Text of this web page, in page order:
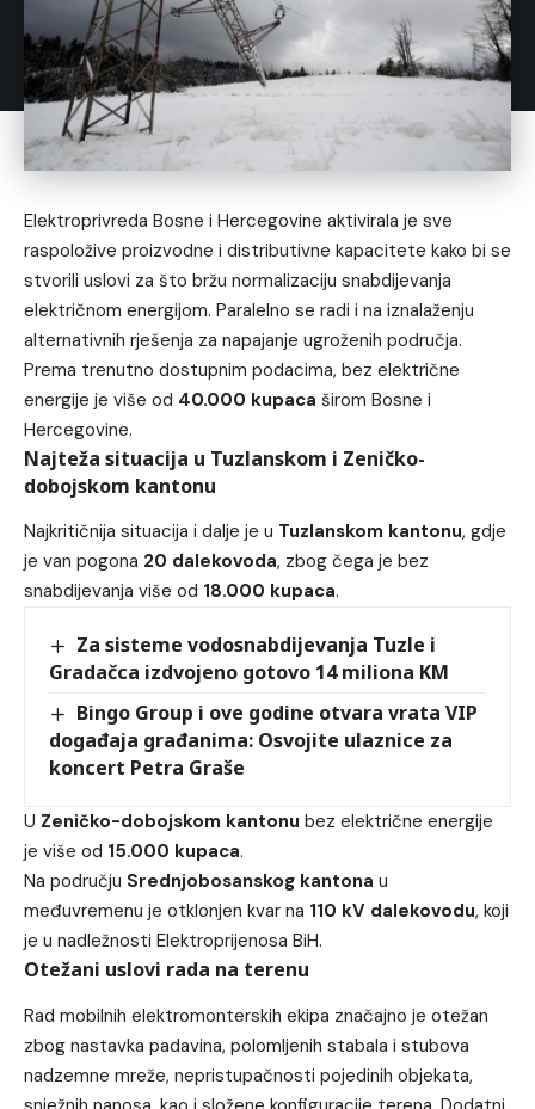
Elektroprivreda Bosne i Hercegovine aktivirala je sve
raspoložive proizvodne i distributivne kapacitete kako bi se
stvorili uslovi za što bržu normalizaciju snabdijevanja
električnom energijom. Paralelno se radi i na iznalaženju
alternativnih rješenja za napajanje ugroženih područja.
Prema trenutno dostupnim podacima, bez električne
energije je više od 40.000 kupaca širom Bosne i
Hercegovine.
Najteža situacija u Tuzlanskom i Zeničko-
dobojskom kantonu
Najkritičnija situacija i dalje je u Tuzlanskom kantonu, gdje
je van pogona 20 dalekovoda, zbog čega je bez
snabdijevanja više od 18.000 kupaca.
Za sisteme vodosnabdijevanja Tuzle i
Gradačca izdvojeno gotovo 14 miliona KM
Bingo Group i ove godine otvara vrata VIP
događaja građanima: Osvojite ulaznice za
koncert Petra Graše
U Zeničko-dobojskom kantonu bez električne energije
je više od 15.000 kupaca.
Na području Srednjobosanskog kantona u
međuvremenu je otklonjen kvar na 110 kV dalekovodu, koji
je u nadležnosti Elektroprijenosa BiH.
Otežani uslovi rada na terenu
Rad mobilnih elektromonterskih ekipa značajno je otežan
zbog nastavka padavina, polomljenih stabala i stubova
nadzemne mreže, nepristupačnosti pojedinih objekata,